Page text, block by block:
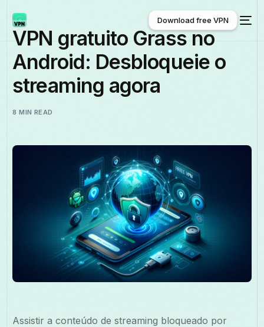
Português
Download free VPN
Download free VPN
VPN gratuito Grass no
Android: Desbloqueie o
streaming agora
8 MIN READ
Assistir a conteúdo de streaming bloqueado por